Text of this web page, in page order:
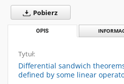
Pobierz
OPIS
Tytuł:
Differential sandwich
defined by some linear